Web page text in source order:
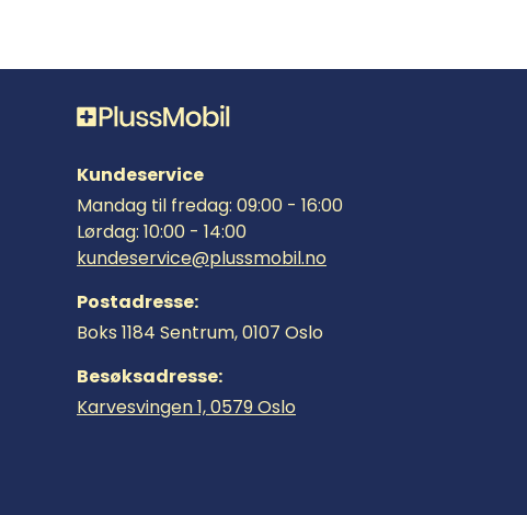
Kundeservice
Mandag til fredag: 09:00 - 16:00
Lørdag: 10:00 - 14:00
kundeservice@plussmobil.no
Postadresse:
Boks 1184 Sentrum, 0107 Oslo
Besøksadresse:
Karvesvingen 1, 0579 Oslo